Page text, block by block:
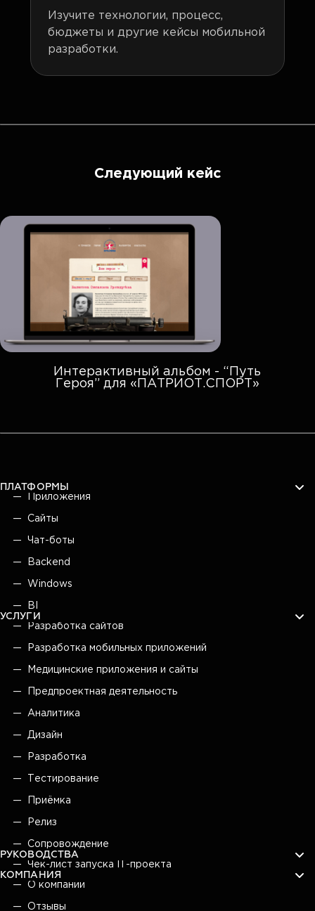
Изучите технологии, процесс,
бюджеты и другие кейсы мобильной
разработки.
Следующий кейс
Интерактивный альбом - “Путь
Героя” для «ПАТРИОТ.СПОРТ»
ПЛАТФОРМЫ
Приложения
Сайты
Чат-боты
Backend
Windows
BI
УСЛУГИ
Разработка сайтов
Разработка мобильных приложений
Медицинские приложения и сайты
Предпроектная деятельность
Аналитика
Дизайн
Разработка
Тестирование
Приёмка
Релиз
Сопровождение
РУКОВОДСТВА
Чек-лист запуска IT-проекта
КОМПАНИЯ
О компании
Отзывы